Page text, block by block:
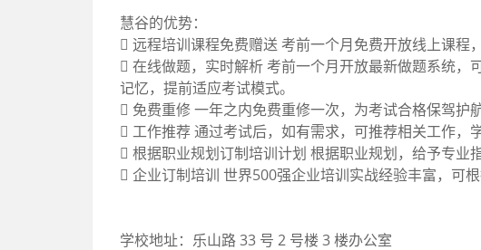
慧谷的优势：
 远程培训课程免费赠送 考前一个月免费开放线上课程
 在线做题，实时解析 考前一个月开放最新做题系统
记忆，提前适应考试模式。
 免费重修 一年之内免费重修一次，为考试合格保驾护航
 工作推荐 通过考试后，如有需求，可推荐相关工作，
 根据职业规划订制培训计划 根据职业规划，给予专业
 企业订制培训 世界500强企业培训实战经验丰富，可
学校地址：乐山路 33 号 2 号楼 3 楼办公室